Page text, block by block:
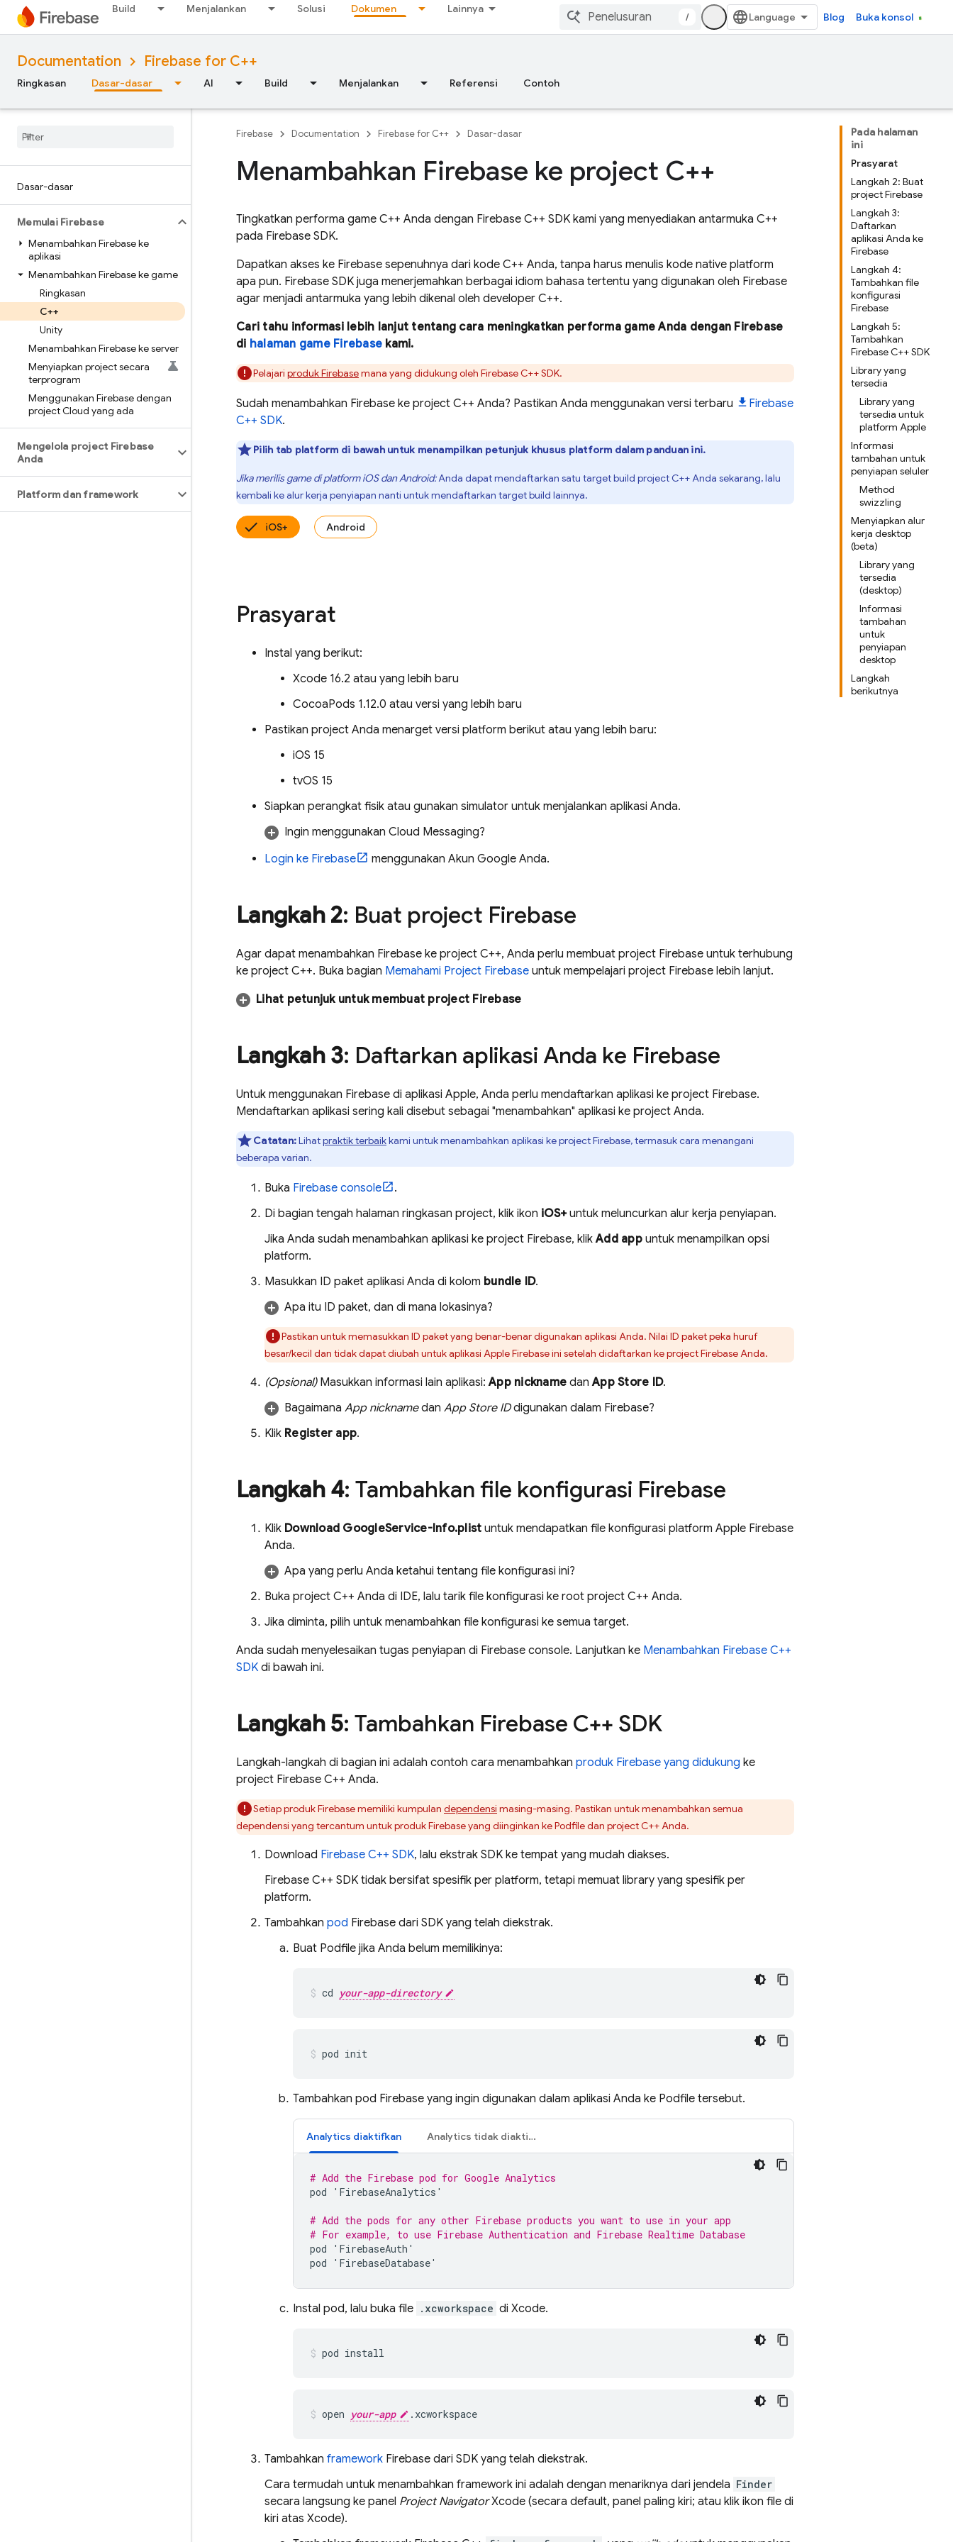
Build Menjalankan Solusi Dokumen Lainnya
/ Blog Buka konsol
Documentation Firebase for C++
Ringkasan Dasar-dasar AI Build Menjalankan Referensi Contoh
Dasar-dasar
Memulai Firebase
Menambahkan Firebase ke
aplikasi
Menambahkan Firebase ke game
Ringkasan
C++
Unity
Menambahkan Firebase ke server
Menyiapkan project secara
terprogram
Menggunakan Firebase dengan
project Cloud yang ada
Mengelola project Firebase
Anda
Platform dan framework
Pada halaman
ini
Prasyarat
Langkah 2: Buat
project Firebase
Langkah 3:
Daftarkan
aplikasi Anda ke
Firebase
Langkah 4:
Tambahkan file
konfigurasi
Firebase
Langkah 5:
Tambahkan
Firebase C++ SDK
Library yang
tersedia
Library yang
tersedia untuk
platform Apple
Informasi
tambahan untuk
penyiapan seluler
Method
swizzling
Menyiapkan alur
kerja desktop
(beta)
Library yang
tersedia
(desktop)
Informasi
tambahan
untuk
penyiapan
desktop
Langkah
berikutnya
Firebase Documentation Firebase for C++ Dasar-dasar
Menambahkan Firebase ke project C++
Tingkatkan performa game C++ Anda dengan Firebase C++ SDK kami yang menyediakan antarmuka C++
pada Firebase SDK.
Dapatkan akses ke Firebase sepenuhnya dari kode C++ Anda, tanpa harus menulis kode native platform
apa pun. Firebase SDK juga menerjemahkan berbagai idiom bahasa tertentu yang digunakan oleh Firebase
agar menjadi antarmuka yang lebih dikenal oleh developer C++.
Cari tahu informasi lebih lanjut tentang cara meningkatkan performa game Anda dengan Firebase
di halaman game Firebase kami.
Pelajari produk Firebasemana yang didukung oleh FirebaseC++SDK.
Sudah menambahkan Firebase ke project C++ Anda? Pastikan Anda menggunakan versi terbaru
Firebase
C++ SDK.
Pilih tab platform di bawah untuk menampilkan petunjuk khusus platform dalam panduan ini.
Jika merilis game di platform iOS dan Android:Anda dapat mendaftarkan satu target build project C++ Anda sekarang, lalu
kembali ke alur kerja penyiapan nanti untuk mendaftarkan target build lainnya.
iOS+ Android
Prasyarat
Instal yang berikut:
Xcode 16.2 atau yang lebih baru
CocoaPods 1.12.0 atau versi yang lebih baru
Pastikan project Anda menarget versi platform berikut atau yang lebih baru:
iOS 15
tvOS 15
Siapkan perangkat fisik atau gunakan simulator untuk menjalankan aplikasi Anda.
Ingin menggunakan Cloud Messaging?
Login ke Firebase
menggunakan Akun Google Anda.
Langkah 2: Buat project Firebase
Agar dapat menambahkan Firebase ke project C++, Anda perlu membuat project Firebase untuk terhubung
ke project C++. Buka bagian Memahami Project Firebase untuk mempelajari project Firebase lebih lanjut.
Lihat petunjuk untuk membuat project Firebase
Langkah 3: Daftarkan aplikasi Anda ke Firebase
Untuk menggunakan Firebase di aplikasi Apple, Anda perlu mendaftarkan aplikasi ke project Firebase.
Mendaftarkan aplikasi sering kali disebut sebagai "menambahkan" aplikasi ke project Anda.
Catatan:Lihatpraktik terbaikkami untuk menambahkan aplikasi ke project Firebase, termasuk cara menangani
beberapa varian.
Buka Firebase console
.
Di bagian tengah halaman ringkasan project, klik ikon iOS+untuk meluncurkan alur kerja penyiapan.
Jika Anda sudah menambahkan aplikasi ke project Firebase, klikAdd appuntuk menampilkan opsi
platform.
Masukkan ID paket aplikasi Anda di kolom bundle ID.
Apa itu ID paket, dan di mana lokasinya?
Pastikan untuk memasukkan ID paket yang benar-benar digunakan aplikasi Anda. Nilai ID paket peka huruf
besar/kecil dan tidak dapat diubah untuk aplikasi Apple Firebase ini setelah didaftarkan ke project Firebase Anda.
(Opsional)Masukkan informasi lain aplikasi:App nickname danApp Store ID.
Bagaimana App nicknamedan App Store IDdigunakan dalam Firebase?
Klik Register app.
Langkah 4: Tambahkan file konfigurasi Firebase
Klik Download GoogleService-Info.plist untuk mendapatkan file konfigurasi platform Apple Firebase
Anda.
Apa yang perlu Anda ketahui tentang file konfigurasi ini?
Buka project C++ Anda di IDE, lalu tarik file konfigurasi ke root project C++ Anda.
Jika diminta, pilih untuk menambahkan file konfigurasi ke semua target.
Anda sudah menyelesaikan tugas penyiapan di Firebase console. Lanjutkan ke Menambahkan Firebase C++
SDK di bawah ini.
Langkah 5: Tambahkan Firebase C++ SDK
Langkah-langkah di bagian ini adalah contoh cara menambahkan produk Firebase yang didukung ke
project Firebase C++ Anda.
Setiap produk Firebase memiliki kumpulan dependensi masing-masing. Pastikan untuk menambahkan semua
dependensi yang tercantum untuk produk Firebase yang diinginkan ke Podfile dan project C++ Anda.
Download Firebase C++ SDK, lalu ekstrak SDK ke tempat yang mudah diakses.
Firebase C++ SDK tidak bersifat spesifik per platform, tetapi memuat library yang spesifik per
platform.
Tambahkan pod Firebase dari SDK yang telah diekstrak.
Buat Podfile jika Anda belum memilikinya:
cd your-app-directory
pod init
Tambahkan pod Firebase yang ingin digunakan dalam aplikasi Anda ke Podfile tersebut.
Analytics diaktifkan Analytics tidak diaktifkan
# Add the Firebase pod for Google Analytics
pod
' FirebaseAnalytics '
# Add the pods for any other Firebase products you want to use in your app
# For example, to use Firebase Authentication and Firebase Realtime Database
pod
' FirebaseAuth '
pod
' FirebaseDatabase'
Instal pod, lalu buka file .xcworkspace di Xcode.
pod install
open your-app .xcworkspace
Tambahkan framework Firebase dari SDK yang telah diekstrak.
Cara termudah untuk menambahkan framework ini adalah dengan menariknya dari jendela Finder
secara langsung ke panel Project NavigatorXcode (secara default, panel paling kiri; atau klik ikon file di
kiri atas Xcode).